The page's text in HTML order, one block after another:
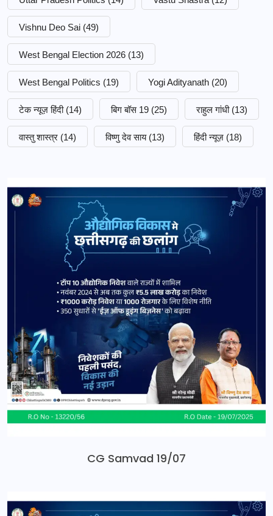
Vishnu Deo Sai (49)
West Bengal Election 2026 (13)
West Bengal Politics (19) Yogi Adityanath (20)
टेक न्यूज़ हिंदी (14) बिग बॉस 19 (25) राहुल गांधी (13)
वास्तु शास्त्र (14) विष्णु देव साय (13) हिंदी न्यूज़ (18)
CG Samvad 19/07